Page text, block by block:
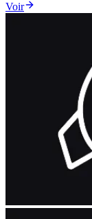
Voir